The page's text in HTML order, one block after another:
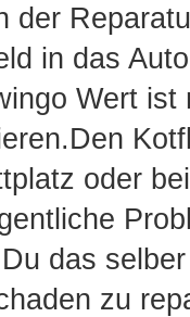
der
in das
Wert ist
oder
das
zu